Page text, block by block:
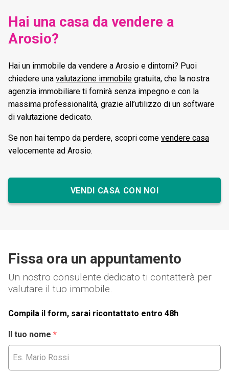
Hai una casa da vendere a
Arosio?
Hai un immobile da vendere a Arosio e dintorni? Puoi
chiedere una valutazione immobile gratuita, che la nostra
agenzia immobiliare ti fornirà senza impegno e con la
massima professionalità, grazie all’utilizzo di un software
di valutazione dedicato.
Se non hai tempo da perdere, scopri come vendere casa
velocemente ad Arosio.
VENDI CASA CON NOI
Fissa ora un appuntamento
Un nostro consulente dedicato ti contatterà per
valutare il tuo immobile.
Compila il form, sarai ricontattato entro 48h
Il tuo nome *